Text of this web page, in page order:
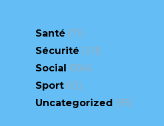
Santé (71)
Sécurité (311)
Social
(104)
Sport (13)
Uncategorized (95)